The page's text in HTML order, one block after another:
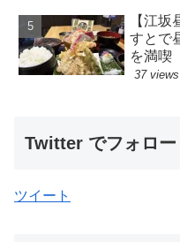
【江
すとで
を満喫
37 views
Twitter でフォロー
ツイート